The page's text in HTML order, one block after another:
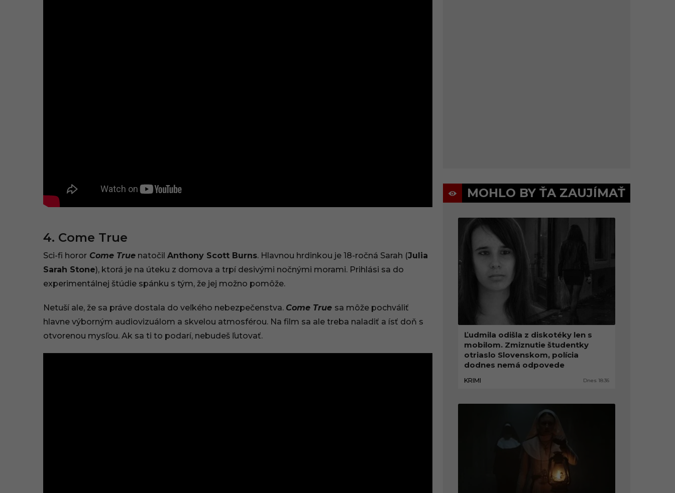
4. Come True
Sci-fi horor Come True natočil Anthony Scott Burns. Hlavnou hrdinkou je 18-ročná Sarah (Julia
Sarah Stone), ktorá je na úteku z domova a trpí desivými nočnými morami. Prihlási sa do
experimentálnej štúdie spánku s tým, že jej možno pomôže.
Netuší ale, že sa práve dostala do veľkého nebezpečenstva. Come True sa môže pochváliť
hlavne výborným audiovizuálom a skvelou atmosférou. Na film sa ale treba naladiť a ísť doň s
otvorenou mysľou. Ak sa ti to podarí, nebudeš ľutovať.
MOHLO BY ŤA ZAUJÍMAŤ
Ľudmila odišla z diskotéky len s
mobilom. Zmiznutie študentky
otriaslo Slovenskom, polícia
dodnes nemá odpovede
KRIMI Dnes 18:36